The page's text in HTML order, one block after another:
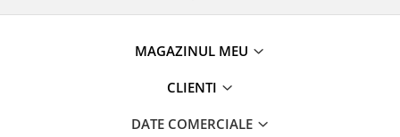
MAGAZINUL MEU
CLIENTI
DATE COMERCIALE